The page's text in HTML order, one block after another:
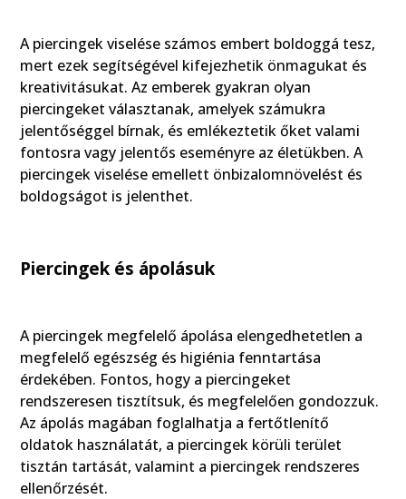
A piercingek viselése számos embert boldoggá tesz,
mert ezek segítségével kifejezhetik önmagukat és
kreativitásukat. Az emberek gyakran olyan
piercingeket választanak, amelyek számukra
jelentőséggel bírnak, és emlékeztetik őket valami
fontosra vagy jelentős eseményre az életükben. A
piercingek viselése emellett önbizalomnövelést és
boldogságot is jelenthet.
Piercingek és ápolásuk
A piercingek megfelelő ápolása elengedhetetlen a
megfelelő egészség és higiénia fenntartása
érdekében. Fontos, hogy a piercingeket
rendszeresen tisztítsuk, és megfelelően gondozzuk.
Az ápolás magában foglalhatja a fertőtlenítő
oldatok használatát, a piercingek körüli terület
tisztán tartását, valamint a piercingek rendszeres
ellenőrzését.